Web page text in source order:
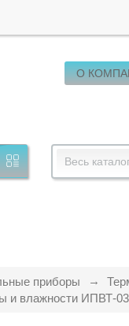
О
Весь
приборы
и влажности ИПВТ-